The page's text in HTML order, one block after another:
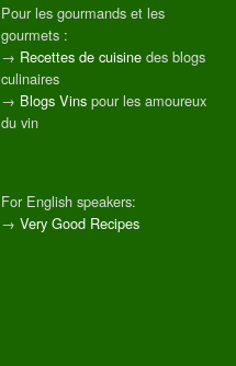
Pour les gourmands et les
gourmets :
→ Recettes de cuisine des blogs
culinaires
→ Blogs Vins pour les amoureux
du vin
For English speakers:
→ Very Good Recipes